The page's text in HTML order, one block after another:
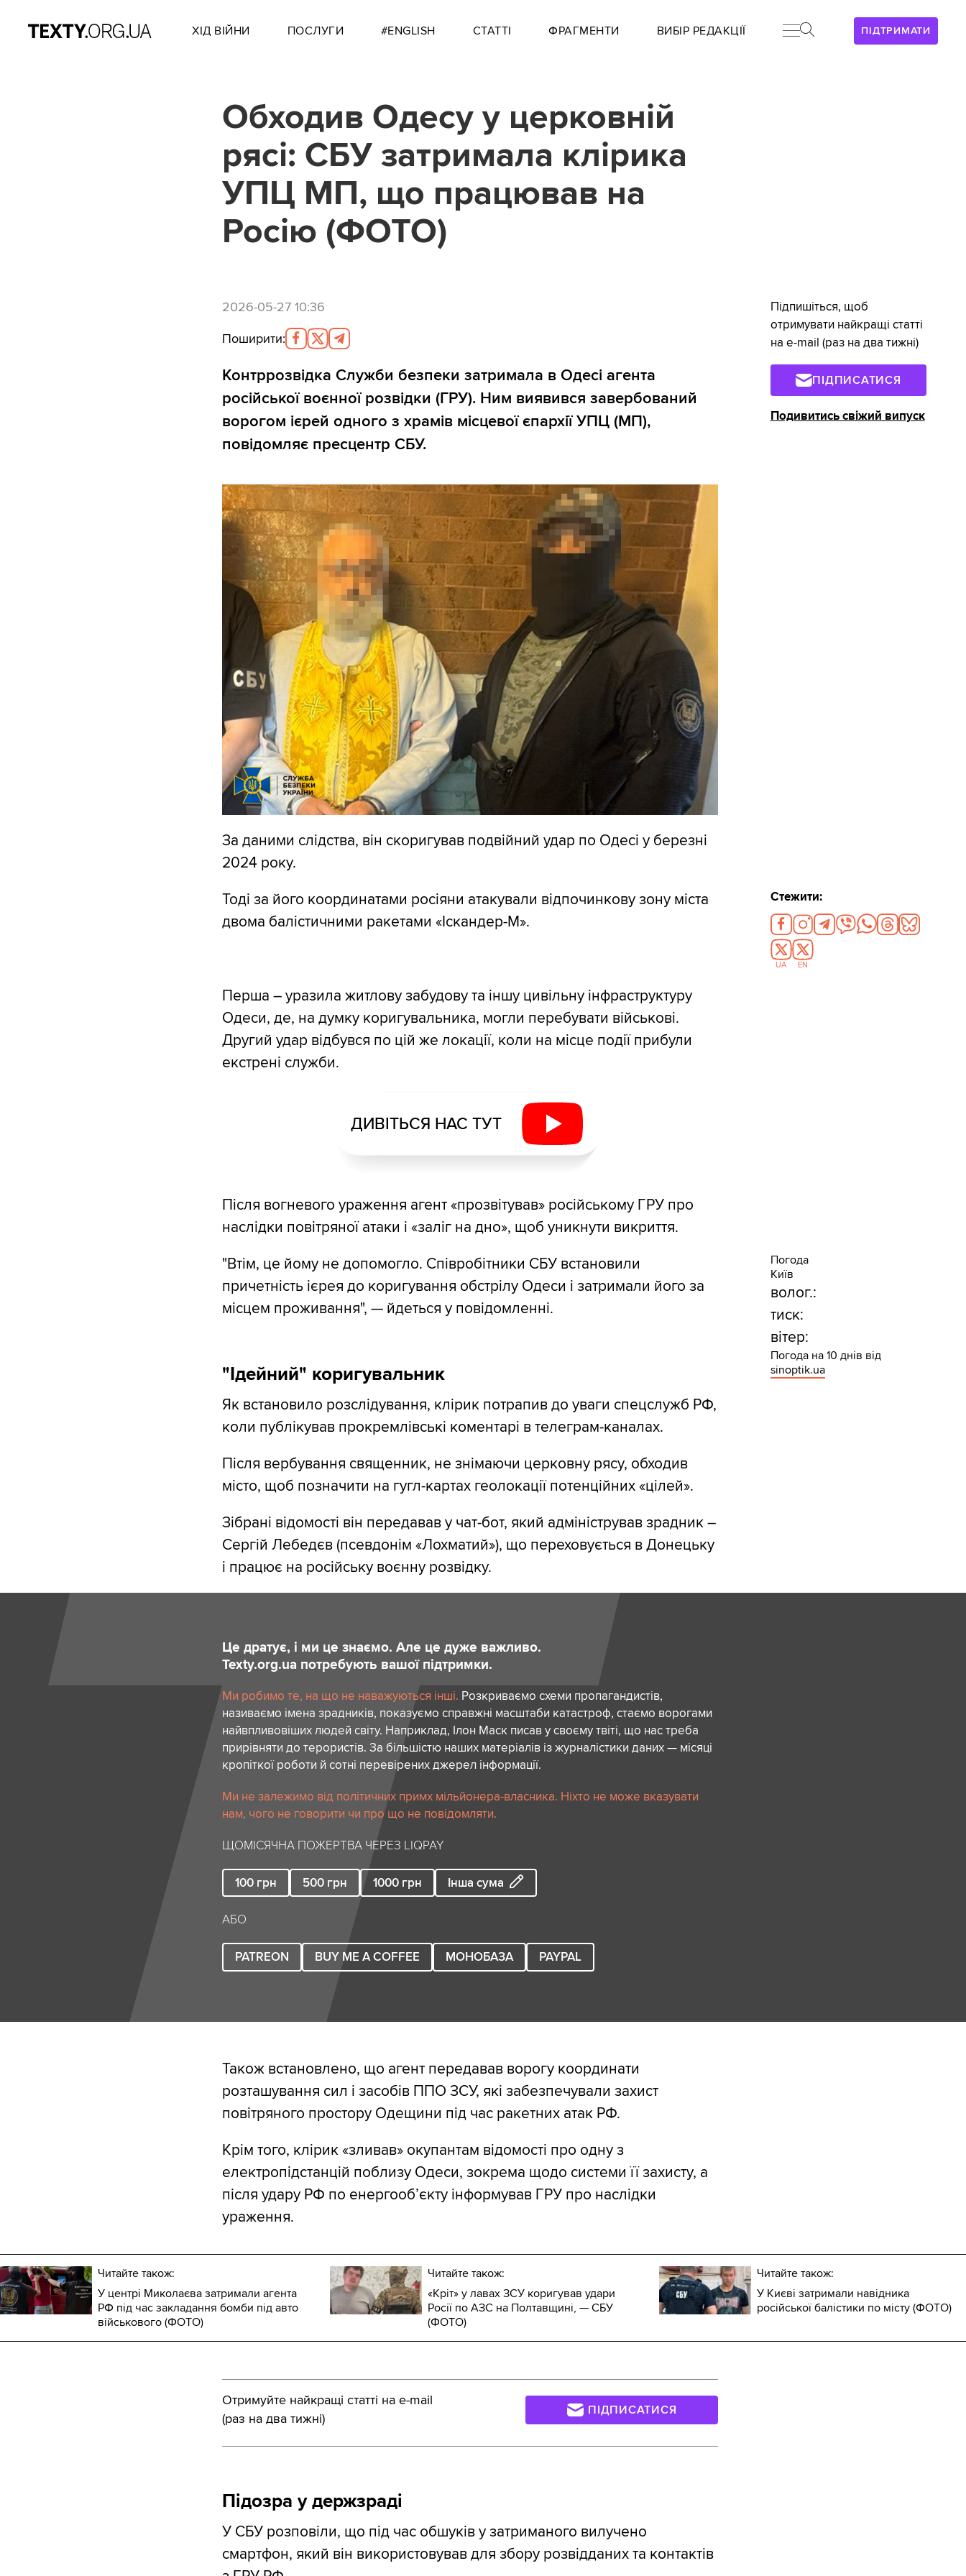
ПІДТРИМАТИ
ХІД ВІЙНИ ПОСЛУГИ #ENGLISH СТАТТІ ФРАГМЕНТИ ВИБІР РЕДАКЦІЇ
Обходив Одесу у церковній
рясі: СБУ затримала клірика
УПЦ МП, що працював на
Росію (ФОТО)
2026-05-27 10:36
Поширити:
Контррозвідка Служби безпеки затримала в Одесі агента
російської воєнної розвідки (ГРУ). Ним виявився завербований
ворогом ієрей одного з храмів місцевої єпархії УПЦ (МП),
повідомляє пресцентр СБУ.
За даними слідства, він скоригував подвійний удар по Одесі у березні
2024 року.
Тоді за його координатами росіяни атакували відпочинкову зону міста
двома балістичними ракетами «Іскандер-М».
Перша – уразила житлову забудову та іншу цивільну інфраструктуру
Одеси, де, на думку коригувальника, могли перебувати військові.
Другий удар відбувся по цій же локації, коли на місце події прибули
екстрені служби.
ДИВІТЬСЯ НАС ТУТ
Після вогневого ураження агент «прозвітував» російському ГРУ про
наслідки повітряної атаки і «заліг на дно», щоб уникнути викриття.
"Втім, це йому не допомогло. Співробітники СБУ встановили
причетність ієрея до коригування обстрілу Одеси і затримали його за
місцем проживання", — йдеться у повідомленні.
"Ідейний" коригувальник
Як встановило розслідування, клірик потрапив до уваги спецслужб РФ,
коли публікував прокремлівські коментарі в телеграм-каналах.
Після вербування священник, не знімаючи церковну рясу, обходив
місто, щоб позначити на гугл-картах геолокації потенційних «цілей».
Зібрані відомості він передавав у чат-бот, який адміністрував зрадник –
Сергій Лебедєв (псевдонім «Лохматий»), що переховується в Донецьку
і працює на російську воєнну розвідку.
Це дратує, і ми це знаємо. Але це дуже важливо.
Texty.org.ua потребують вашої підтримки.
Ми робимо те, на що не наважуються інші. Розкриваємо схеми пропагандистів,
називаємо імена зрадників, показуємо справжні масштаби катастроф, стаємо ворогами
найвпливовіших людей світу. Наприклад, Ілон Маск писав у своєму твіті, що нас треба
прирівняти до терористів. За більшістю наших матеріалів із журналістики даних — місяці
кропіткої роботи й сотні перевірених джерел інформації.
Ми не залежимо від політичних примх мільйонера-власника. Ніхто не може вказувати
нам, чого не говорити чи про що не повідомляти.
ЩОМІСЯЧНА ПОЖЕРТВА ЧЕРЕЗ LIQPAY
100 грн 500 грн 1000 грн Інша сума
АБО
PATREON BUY ME A COFFEE МОНОБАЗА PAYPAL
Також встановлено, що агент передавав ворогу координати
розташування сил і засобів ППО ЗСУ, які забезпечували захист
повітряного простору Одещини під час ракетних атак РФ.
Крім того, клірик «зливав» окупантам відомості про одну з
електропідстанцій поблизу Одеси, зокрема щодо системи її захисту, а
після удару РФ по енергооб’єкту інформував ГРУ про наслідки
ураження.
Читайте також:
У центрі Миколаєва затримали агента
РФ під час закладання бомби під авто
військового (ФОТО)
Читайте також:
«Кріт» у лавах ЗСУ коригував удари
Росії по АЗС на Полтавщині, — СБУ
(ФОТО)
Читайте також:
У Києві затримали навідника
російської балістики по місту (ФОТО)
Отримуйте найкращі статті на e-mail
(раз на два тижні)
ПІДПИСАТИСЯ
Підозра у держзраді
У СБУ розповіли, що під час обшуків у затриманого вилучено
смартфон, який він використовував для збору розвідданих та контактів
Підпишіться, щоб
отримувати найкращі статті
на e-mail (раз на два тижні)
ПІДПИСАТИСЯ
Подивитись свіжий випуск
Стежити:
UA EN
Погода
Київ
волог.:
тиск:
вітер:
Погода на 10 днів від
sinoptik.ua